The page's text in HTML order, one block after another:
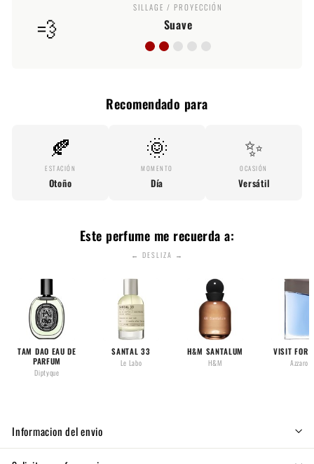
💨
SILLAGE / PROYECCIÓN
Suave
Recomendado para
🍂
ESTACIÓN
Otoño
🌞
MOMENTO
Día
✨
OCASIÓN
Versátil
Este perfume me recuerda a:
← DESLIZA →
TAM DAO EAU DE
PARFUM
Diptyque
SANTAL 33
Le Labo
H&M SANTALUM
H&M
VISIT FOR
Azzaro
Informacion del envio